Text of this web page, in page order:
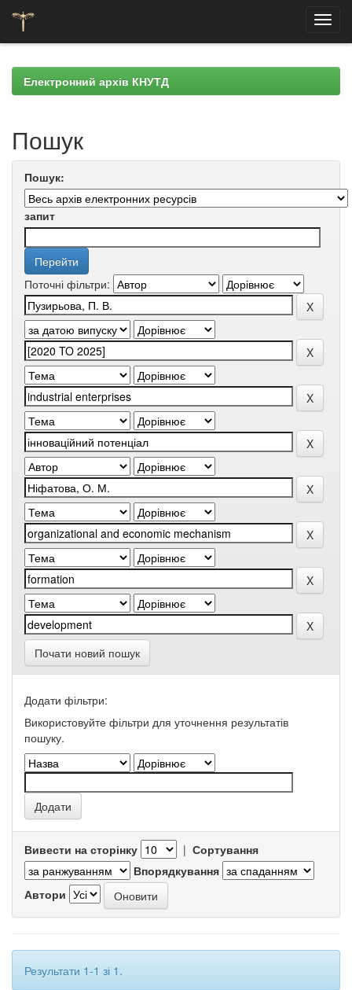
navigationЕлектронний архів КНУТД
Пошук
Пошук:
запит
Поточні фільтри:
Почати новий пошук
Додати фільтри:
Використовуйте фільтри для уточнення результатів
пошуку.
Вивести на сторінку | Сортування
Впорядкування
Автори
Результати 1-1 зі 1.